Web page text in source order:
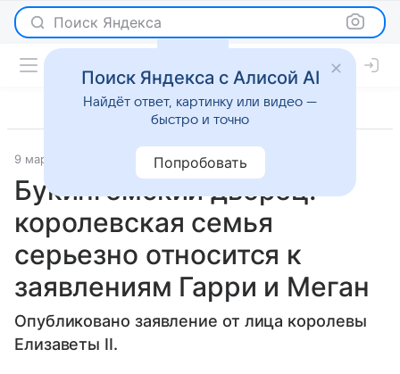
Поиск Яндекса
9 марта 2021 BBC News Русская служба
Букингемский дворец:
королевская семья
серьезно относится к
заявлениям Гарри и Меган
Опубликовано заявление от лица королевы
Елизаветы II.
Поиск Яндекса с Алисой AI
Найдёт ответ, картинку или видео —
быстро и точно
Попробовать